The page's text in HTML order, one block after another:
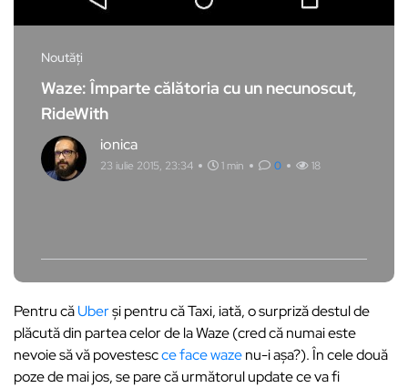
Noutăți
Waze: Împarte călătoria cu un necunoscut,
RideWith
ionica
23 iulie 2015, 23:34 1 min 0 18
Pentru căUberși pentru că Taxi, iată, o surpriză destul de
plăcută din partea celor de la Waze (cred că numai este
nevoie să vă povestescce face wazenu-i așa?). În cele două
poze de mai jos, se pare că următorul update ce va fi